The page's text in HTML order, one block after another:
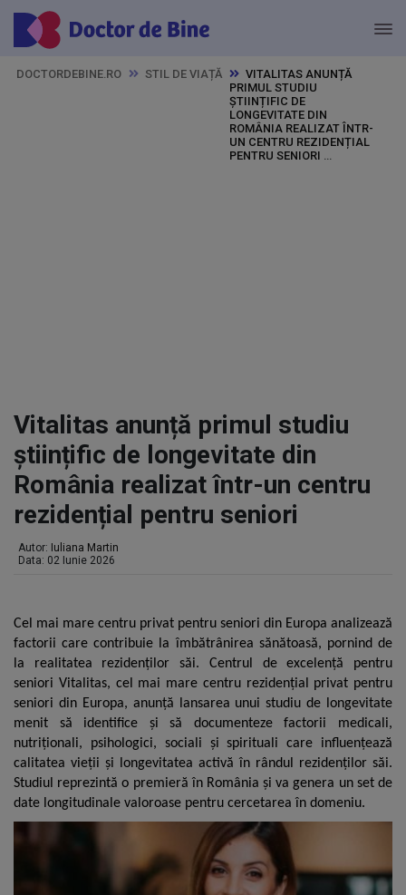
DOCTORDEBINE.RO STIL DE VIAȚĂ
VITALITAS ANUNȚĂ
PRIMUL STUDIU
ȘTIINȚIFIC DE
LONGEVITATE DIN
ROMÂNIA REALIZAT ÎNTR-
UN CENTRU REZIDENȚIAL
PENTRU SENIORI
Vitalitas anunță primul studiu
științific de longevitate din
România realizat într-un centru
rezidențial pentru seniori
Autor: Iuliana Martin
Data: 02 Iunie 2026
Cel mai mare centru privat pentru seniori din Europa analizează
factorii care contribuie la îmbătrânirea sănătoasă, pornind de
la realitatea rezidenților săi. Centrul de excelență pentru
seniori Vitalitas, cel mai mare centru rezidențial privat pentru
seniori din Europa, anunță lansarea unui studiu de longevitate
menit să identifice și să documenteze factorii medicali,
nutriționali, psihologici, sociali și spirituali care influențează
calitatea vieții și longevitatea activă în rândul rezidenților săi.
Studiul reprezintă o premieră în România și va genera un set de
date longitudinale valoroase pentru cercetarea în domeniu.